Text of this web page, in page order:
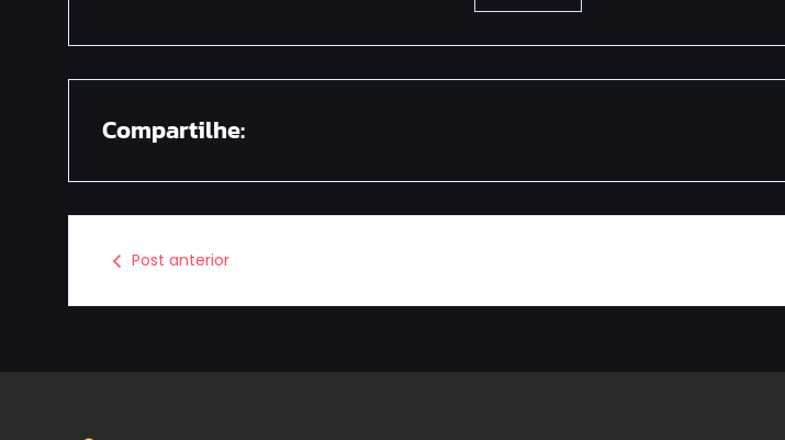
Compartilhe:
Post anterior